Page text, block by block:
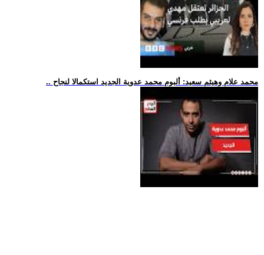
.. محمد علام وهيثم سعيد: ألبوم محمد عدوية الجديد استكمالا لنجاح